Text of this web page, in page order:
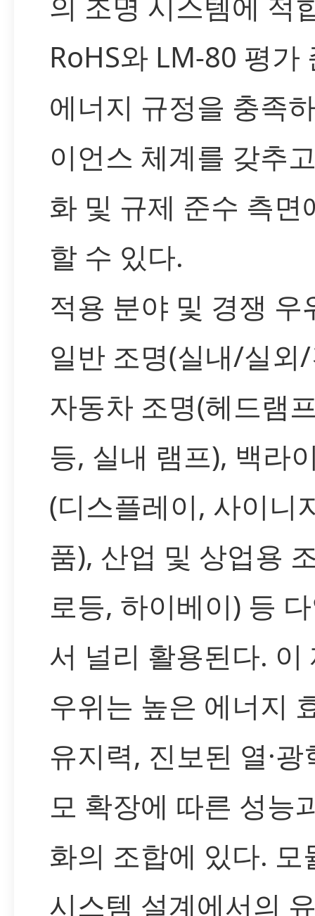
RoHS와 LM-80 평가
에너지 규정을 충족
이언스 체계를 갖추
화 및 규제 준수 측면
할 수 있다.
적용 분야 및 경쟁 우
일반 조명(실내/실외
자동차 조명(헤드램
등, 실내 램프), 백라
(디스플레이, 사이니
품), 산업 및 상업용
로등, 하이베이) 등
서 널리 활용된다. 이
우위는 높은 에너지
유지력, 진보된 열·
모 확장에 따른 성능
화의 조합에 있다. 모
시스템 설계에서의